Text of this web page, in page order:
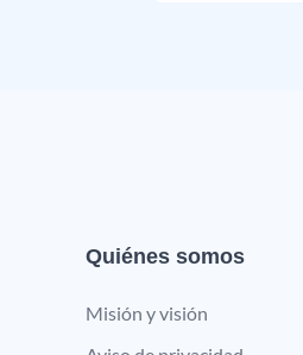
Quiénes somos
Misión y visión